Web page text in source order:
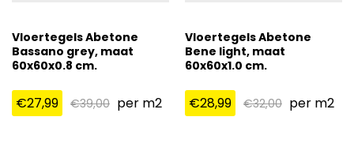
Vloertegels Abetone
Bassano grey, maat
60x60x0.8 cm.
€27,99 €39,00 per m2
Vloertegels Abetone
Bene light, maat
60x60x1.0 cm.
€28,99 €32,00 per m2